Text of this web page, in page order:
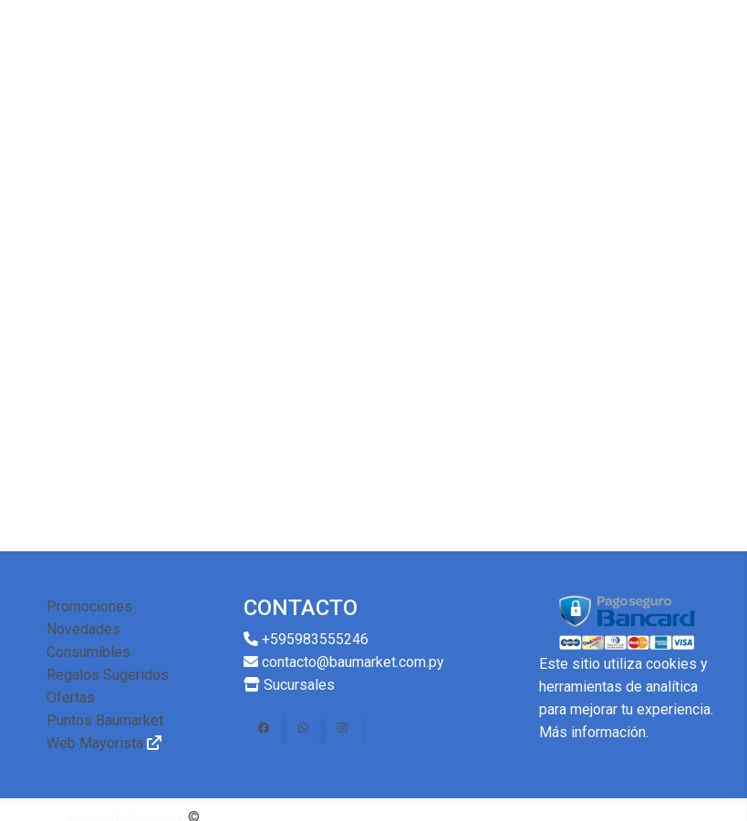
Promociones
Novedades
Consumibles
Regalos Sugeridos
Ofertas
Puntos Baumarket
Web Mayorista
CONTACTO
+595983555246
contacto@baumarket.com.py
Sucursales
Este sitio utiliza cookies y
herramientas de analítica
para mejorar tu experiencia.
Más información.
©